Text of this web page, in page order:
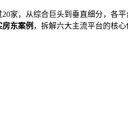
家，从综合巨头到垂直细分，各
房东案例 ，拆解六大主流平台的核